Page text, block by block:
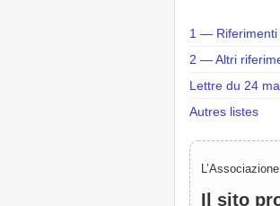
1 — Riferimenti
2 — Altri
Lettre du 24
Autres listes
Il sito